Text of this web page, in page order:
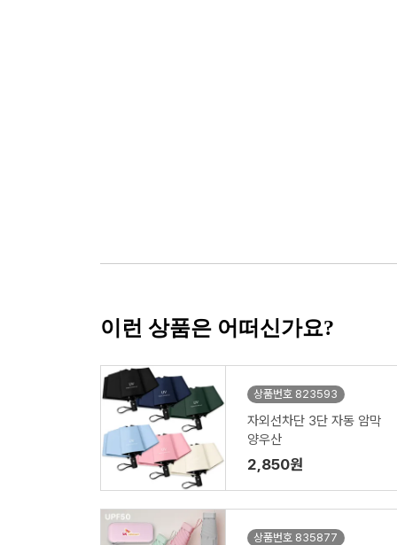
이런 상품은 어떠신가요?
상품번호 823593
자외선차단 3단 자동 암막
양우산
2,850원
상품번호 835877